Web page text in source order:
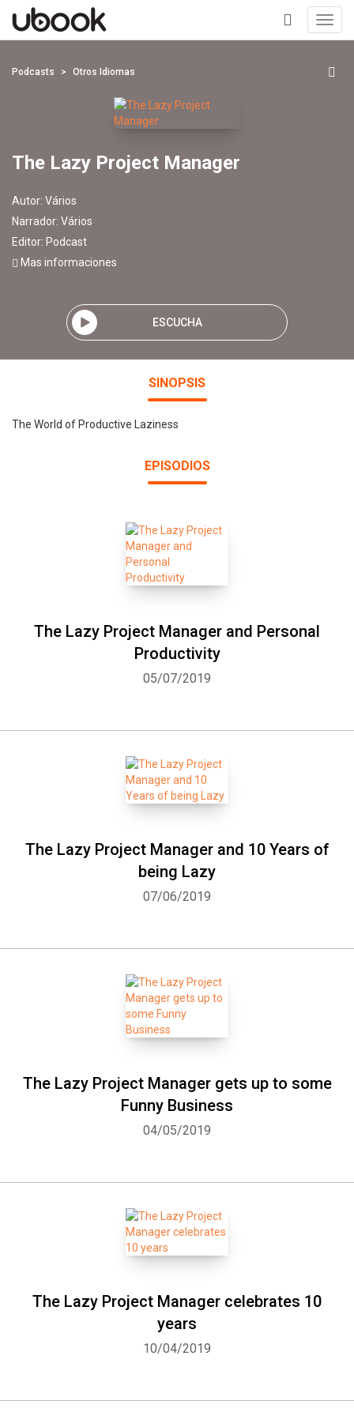
+
Podcasts Otros Idiomas
The Lazy Project Manager
Autor: Vários
Narrador: Vários
Editor: Podcast
Mas informaciones
ESCUCHA
SINOPSIS
The World of Productive Laziness
EPISODIOS
The Lazy Project Manager and Personal
Productivity
05/07/2019
The Lazy Project Manager and 10 Years of
being Lazy
07/06/2019
The Lazy Project Manager gets up to some
Funny Business
04/05/2019
The Lazy Project Manager celebrates 10
years
10/04/2019